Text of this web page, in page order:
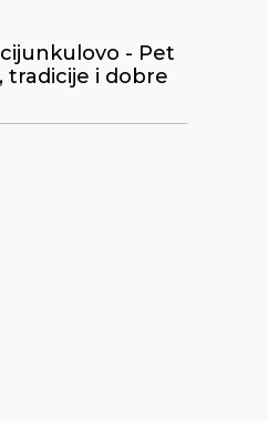
- Pet
tradicije i dobre